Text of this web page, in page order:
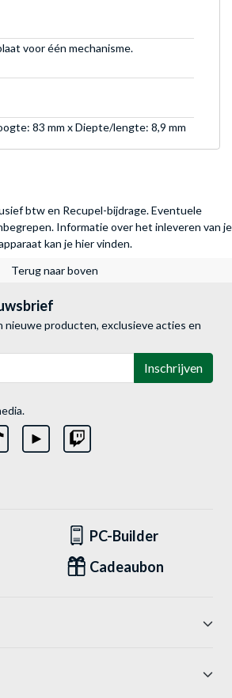
voor één mechanisme.
83 mm x Diepte/lengte: 8,9 mm
btw en Recupel-bijdrage. Eventuele
Informatie over het inleveren van je
kan je hier vinden.
Terug naar boven
nieuwe producten, exclusieve acties en
Inschrijven
PC-Builder
Cadeaubon